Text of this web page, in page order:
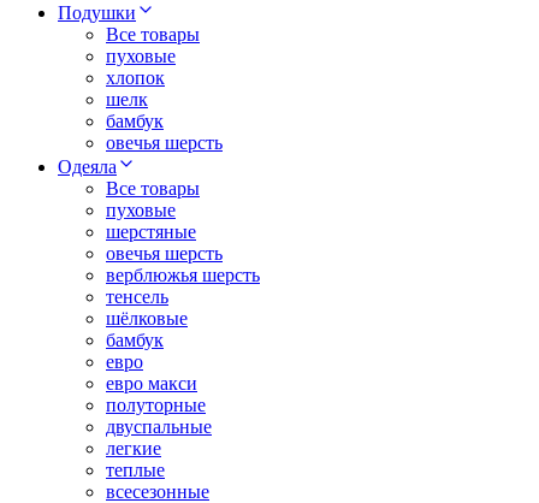
Подушки
Все товары
пуховые
хлопок
шелк
бамбук
овечья шерсть
Одеяла
Все товары
пуховые
шерстяные
овечья шерсть
верблюжья шерсть
тенсель
шёлковые
бамбук
евро
евро макси
полуторные
двуспальные
легкие
теплые
всесезонные